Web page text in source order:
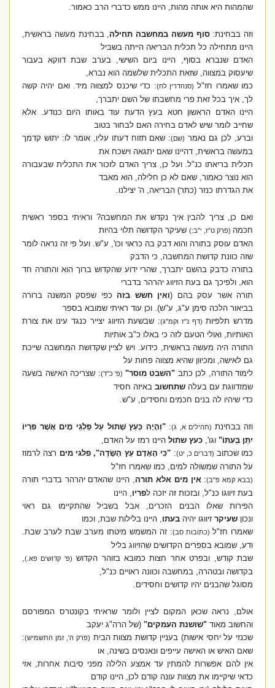
שהמהות היא אותה מהות, היינו ממש כדברי הרב כאמור.
וזה בבחינת:סוף מעשה במחשבה תחילה, בבחינת מעשה בראשית,
היינו מתחילה כל תכלית הבריאה הייתה בשביל
האדם שנברא בסוף, היינו ביום השישי, בערב שבת דווקא בעבור
שיעסוק במצווה, שזאת התכלית שלשמה הוא נברא,
כמו שאמרו חז"ל(סנהדרין לח): כדי שיכנס למצווה מיד. ואם יהיה קשה
לך, איך בכל זאת פרי מחשבתו של השם יתברך,
היינו האדם הראשון חטא בעץ הדעת עוד באותו היום כנודע. אלא
שחייב לומר שיש לאדם בחירה האם לבחור בטוב
וברע, לכן גם נאמר(שם): שאם תזוח דעתו עליו, אומר לו: יתוש קדמך
במעשה בראשית, דהיינו שאם יתגאה וישכח את
תכלית בריאתו כנ"ל. ועל כן, צריך האדם לזכור את התכלית שבעבורה
הוא נוצר כאמור, שאם לא כן חלילה, הוא מאבד
את הגדרתו כנזר (כתר) הבריאה, ה' יצילנו.
ואם כן, צריך להבין איך נקדש את המחשבה? וראיתי בספר ראשית
חכמה(פרק ט"ז, י"ב:)שעיקר הקדושה תלוי בהיות
האדם עוסק בתורה והוא דבק בה כראוי וכו', ע"ש. ועל פי זה נראה לומר
שזה כוונת קדושת המחשבה, כי הדבק
בתורה כדבק בהשם יתברך, שהרי ידוע שהקדוש ברוך הוא והתורה חד
הוא, ולפיכך גם בעת הזיווג יהרהר בדברי
תורה אשר עסק בהם(ואין חשש בזהכפי שפסק המשנה ברורה
בביאור הלכה סימן ע"ג, ע"ש).וכן עוד ראיתי שמובא בספר
מדרש תלפיות(דף נ"ז וקמ"ג): שבשעת הזיווג יצייר כנגד עינו את צורת
האותיות, ואולי הטעם לזה כי באלו כ"ב אותיות
התורה היה מעשה בראשית, כידוע. ויש לציין שקדושת המחשבה שייכת
גם לאישה, ומכיוון שהיא מצווה פחות על
לימוד התורה, לכן כתב"השבט מוסר"(פ' כ"ד): שצריכה האישה בשעה
שמזדווגת עם בעלהשתחשובבאיזה חסיד
כדי שיהיו לה בנים חכמים וחסידים, ע"ש.
וזה בבחינת(תהילים א, ג)
"וְהָיָה כְּעֵץ שָׁתוּל עַל פַּלְגֵי מָיִם אֲשֶׁר פִּרְיוֹ
יִתֵּן בְּעִתּוֹ"וגו',כעץ שתולהיינו רמז על האדם,
כמו שכתוב(דברים כ, יט) :"כִּי הָאָדָם עֵץ הַשָּׂדֶה", פלגי מיםרצה לרמוז
על התורה שמשולה למים, כמו שאמרו חז"ל
(בבא קמא פ"ב):אין מים אלא תורה, היינו שהאדם יהרהר בדברי תורה
בעת זיווגו כנ"ל, ובזכות זה יזכה לפריו, היינו
הפירות שאלו הבנים הזכרים, אבל בשביל שהתקיימו גם ראוי
ונכוןשעיקרזיווגו יהיהבעתו, היינו בלילות שבת, וכמו
שאמרו חז"ל(כתובות סב): זה המשמש מיטתו מערב שבת לערב שבת.
ודע, שמובא בספרים הקדושים שהזיווג בליל
שבת קודש, ובפרט אחר חצות כמובא בזוהר הקדוש(פ' קדושים פא.),
בקדושה ובטהרה, במחשבה וכוונה ראויים כנ"ל,
מסוגל שהבנים יהיו קדושים וחסידים.
אולם, נראה שכאן המקום לציין ולומר שראיתי בקונטרס המפורסם
והחשוב מאוד"שושנת העמקים" (של הרה"ג יעקב
שכנזי על יחסי אישות)בעניין קדושת מצוות הבית(פרק ה', זמן התשמיש):
שאם האיש או האישה עייפים ונאנסים בשינה, או
אין להם אפשרות להמתין עד אמצע הלילה מפני סיבות אחרות, אזי
כדאי שיקיימו את מצוות עונה קודם לכן, היינו קודם